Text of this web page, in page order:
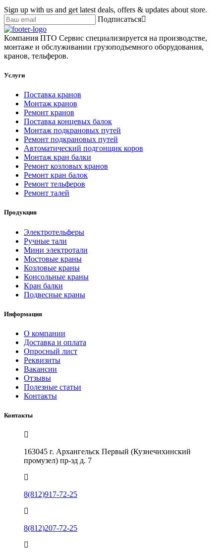
Sign up with us and get latest deals, offers & updates about store.
Подписаться
Компания ПТО Сервис специализируется на производстве,
монтаже и обслуживании грузоподъемного оборудования,
кранов, тельферов.
Услуги
Поставка кранов
Монтаж кранов
Ремонт кранов
Поставка концевых балок
Монтаж подкрановых путей
Ремонт подкрановых путей
Автоматический подгонщик коров
Монтаж кран балки
Ремонт козловых кранов
Ремонт кран балок
Ремонт тельферов
Ремонт талей
Продукция
Электротельферы
Ручные тали
Мини электротали
Мостовые краны
Козловые краны
Консольные краны
Кран балки
Подвесные краны
Информация
О компании
Доставка и оплата
Опросный лист
Реквизиты
Вакансии
Отзывы
Полезные статьи
Контакты
Контакты
163045 г. Архангельск Первый (Кузнечихинский
промузел) пр-зд д. 7
8(812)917-72-25
8(812)207-72-25